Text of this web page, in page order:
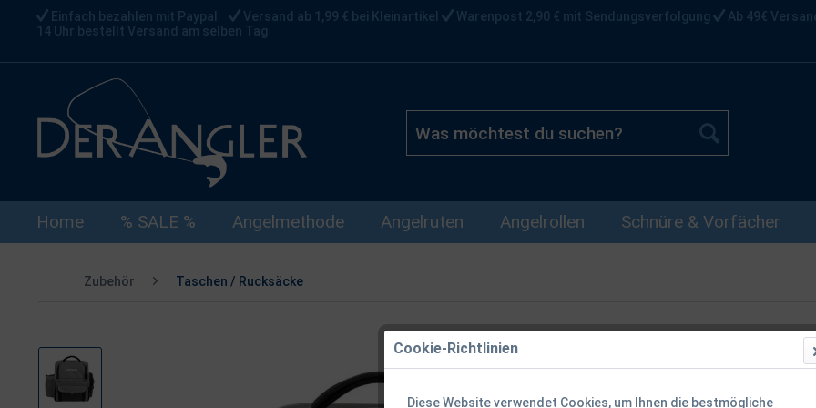
Einfach bezahlen mit Paypal Versand ab 1,99 € bei Kleinartikel Warenpost 2,90 € mit Sendungsverfolgung Ab 49€
14 Uhr bestellt Versand am selben Tag
Home % SALE % Angelmethode Angelruten Angelrollen Schnüre & Vorfächer
Zubehör Taschen / Rucksäcke
Shimano
Rucksack
Cookie-Richtlinien
Diese Website verwendet Cookies, um Ihnen die bestmögliche